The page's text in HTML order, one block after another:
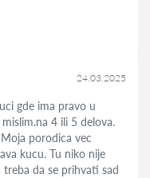
24.03.2025
gde ima pravo u
4 ili 5 delova.
porodica vec
kucu. Tu niko nije
da se prihvati sad